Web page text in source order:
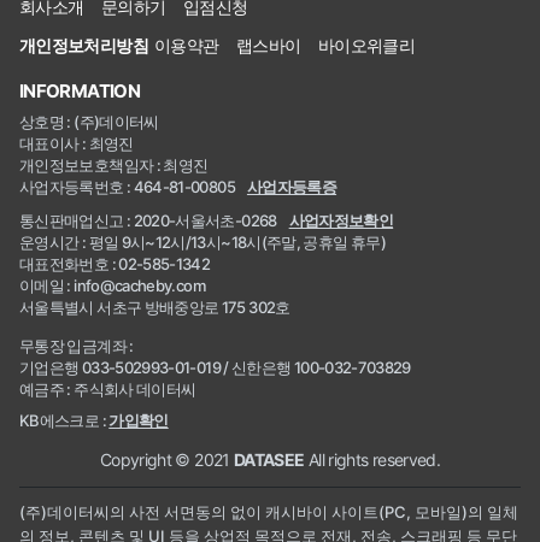
회사소개 문의하기
입점신청
개인정보처리방침 이용약관 랩스바이 바이오위클리
INFORMATION
상호명 : (주)데이터씨
대표이사 : 최영진
개인정보보호책임자 : 최영진
사업자등록번호 : 464-81-00805
사업자등록증
통신판매업신고 : 2020-서울서초-0268
사업자정보확인
운영시간 : 평일 9시~12시/13시~18시(주말, 공휴일 휴무)
대표전화번호 : 02-585-1342
이메일 : info@cacheby.com
서울특별시 서초구 방배중앙로 175 302호
무통장 입금계좌 :
기업은행 033-502993-01-019 / 신한은행 100-032-703829
예금주 : 주식회사 데이터씨
KB에스크로 :가입확인
Copyright © 2021 DATASEE All rights reserved.
(주)데이터씨의 사전 서면동의 없이 캐시바이 사이트(PC, 모바일)의 일체
의 정보, 콘텐츠 및 UI 등을 상업적 목적으로 전재, 전송, 스크래핑 등 무단